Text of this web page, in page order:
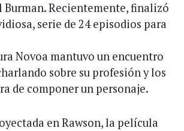
Burman. Recientemente, finalizó
serie de 24 episodios para
Novoa mantuvo un encuentro
sobre su profesión y los
de componer un personaje.
en Rawson, la película